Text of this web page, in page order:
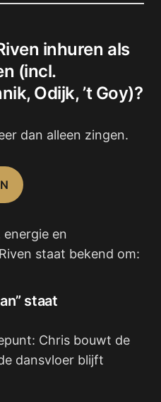
inhuren als
(incl.
Odijk, ’t Goy)?
dan alleen zingen.
en
staat bekend om:
staat
Chris bouwt de
dansvloer blijft